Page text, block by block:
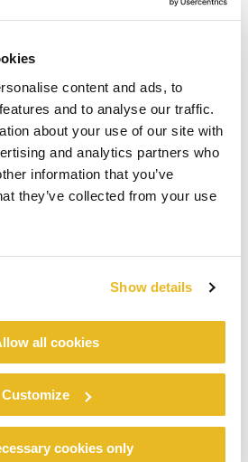
content and ads, to
and to analyse our traffic.
about your use of our site with
and analytics partners who
information that you’ve
they’ve collected from your use
Show details
all cookies
Customize
cookies only